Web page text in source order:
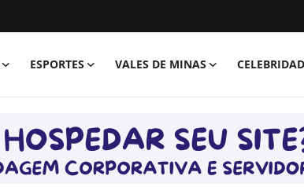
ESPORTES VALES DE MINAS